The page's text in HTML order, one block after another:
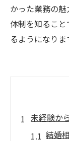
かった業務の
体制を知るこ
るようになりま
未経験か
結婚